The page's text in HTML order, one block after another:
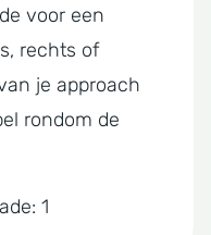
voor een
rechts of
je approach
rondom de
1